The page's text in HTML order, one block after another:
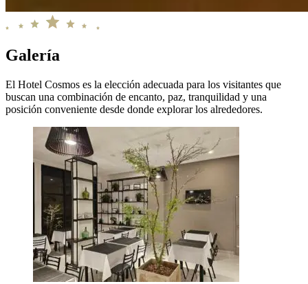
Galería
El Hotel Cosmos es la elección adecuada para los visitantes que
buscan una combinación de encanto, paz, tranquilidad y una
posición conveniente desde donde explorar los alrededores.